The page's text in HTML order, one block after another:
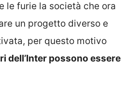
le furie la società che ora
un progetto diverso e
per questo motivo
dell’Inter possono essere